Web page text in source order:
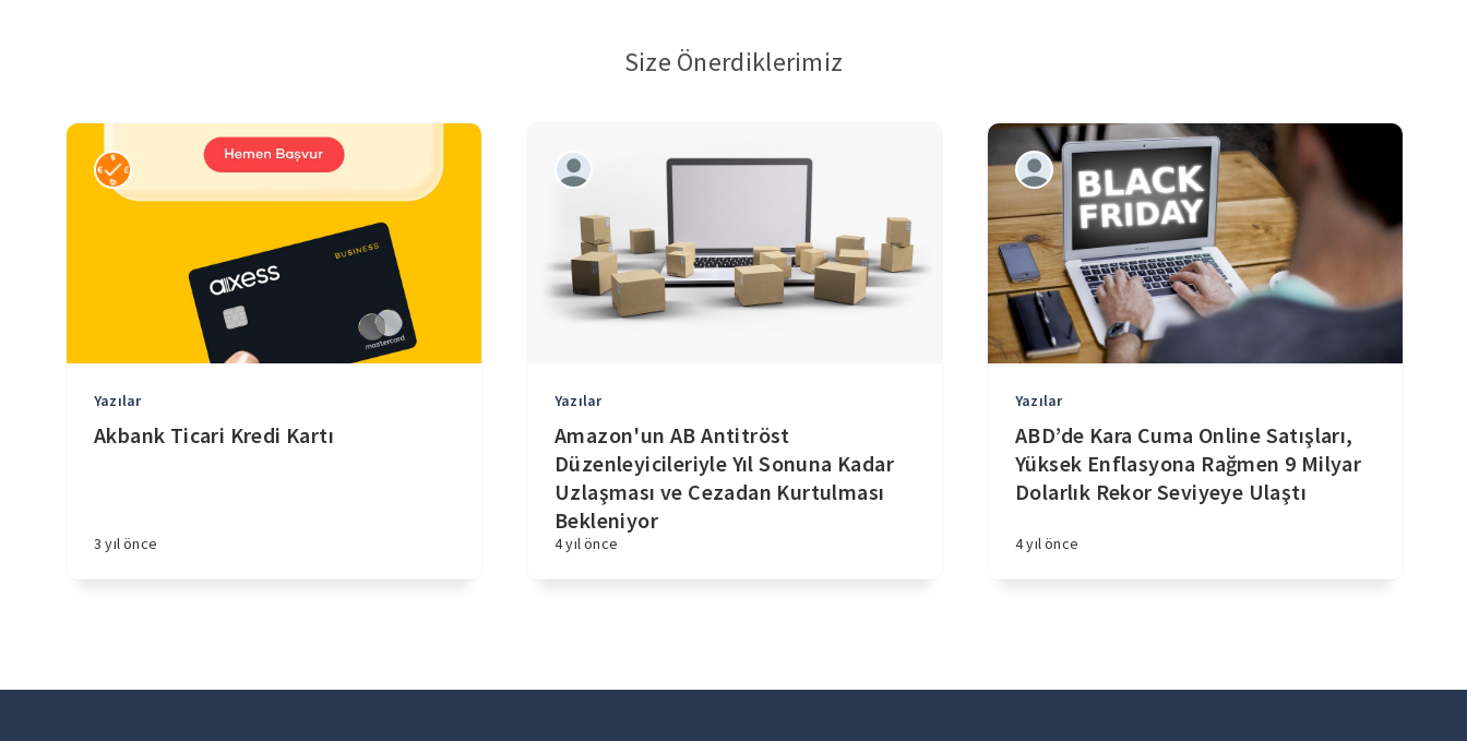
Size Önerdiklerimiz
Yazılar
Akbank Ticari Kredi Kartı
3 yıl önce
Yazılar
Amazon'un AB Antitröst
Düzenleyicileriyle Yıl Sonuna Kadar
Uzlaşması ve Cezadan Kurtulması
Bekleniyor
4 yıl önce
Yazılar
ABD’de Kara Cuma Online Satışları,
Yüksek Enflasyona Rağmen 9 Milyar
Dolarlık Rekor Seviyeye Ulaştı
4 yıl önce